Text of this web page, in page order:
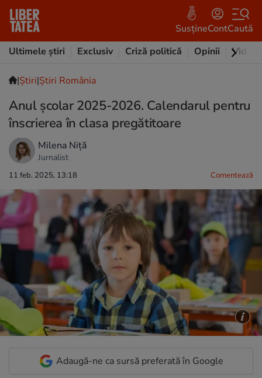
SusțineContCaută
Ultimele știri
Exclusiv Criză politică Opinii Video
|Ştiri|Știri România
Anul școlar 2025-2026. Calendarul pentru
înscrierea în clasa pregătitoare
Milena Niță
Jurnalist
11 feb. 2025, 13:18 Comentează
Adaugă-ne ca sursă preferată în Google